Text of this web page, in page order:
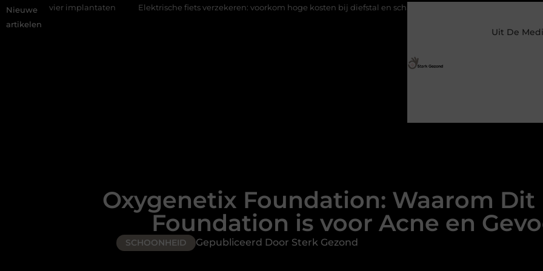
Nieuwe
artikelen
implantaten Elektrische fiets verzekeren: voorkom hoge kosten bij diefstal en schade Koffie na slecht geslapen: helpt het of
Uit De
Oxygenetix Foundation: Waarom Dit
Foundation is voor Acne en
SCHOONHEID Gepubliceerd Door Sterk Gezond